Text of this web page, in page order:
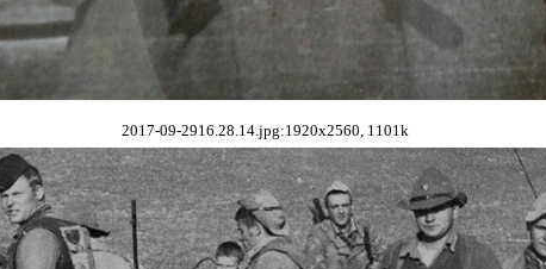
2017-09-2916.28.14.jpg:1920x2560, 1101k